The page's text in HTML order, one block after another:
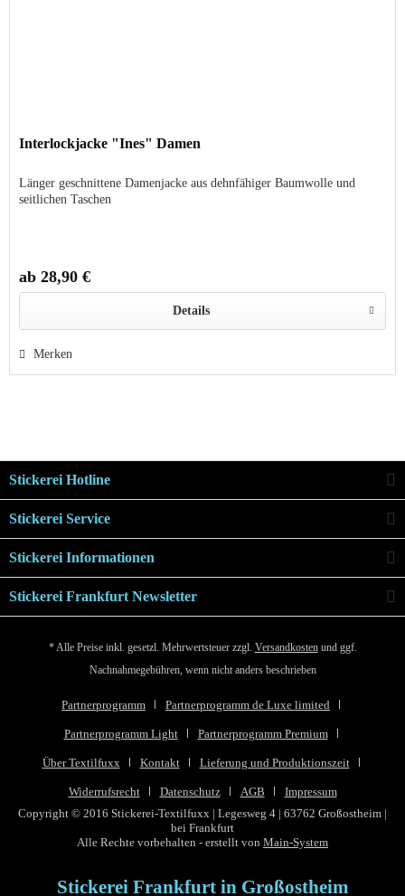
Interlockjacke "Ines" Damen
Länger geschnittene Damenjacke aus dehnfähiger Baumwolle und
seitlichen Taschen
ab 28,90 €
Details
Merken
Stickerei Hotline
Stickerei Service
Stickerei Informationen
Stickerei Frankfurt Newsletter
* Alle Preise inkl. gesetzl. Mehrwertsteuer zzgl. Versandkostenund ggf.
Nachnahmegebühren, wenn nicht anders beschrieben
Partnerprogramm Partnerprogramm de Luxe limited
Partnerprogramm Light Partnerprogramm Premium
Über Textilfuxx Kontakt Lieferung und Produktionszeit
Widerrufsrecht Datenschutz AGB
Impressum
Copyright © 2016 Stickerei-Textilfuxx | Legesweg 4 | 63762 Großostheim |
bei Frankfurt
Alle Rechte vorbehalten - erstellt von Main-System
Stickerei Frankfurt in Großostheim